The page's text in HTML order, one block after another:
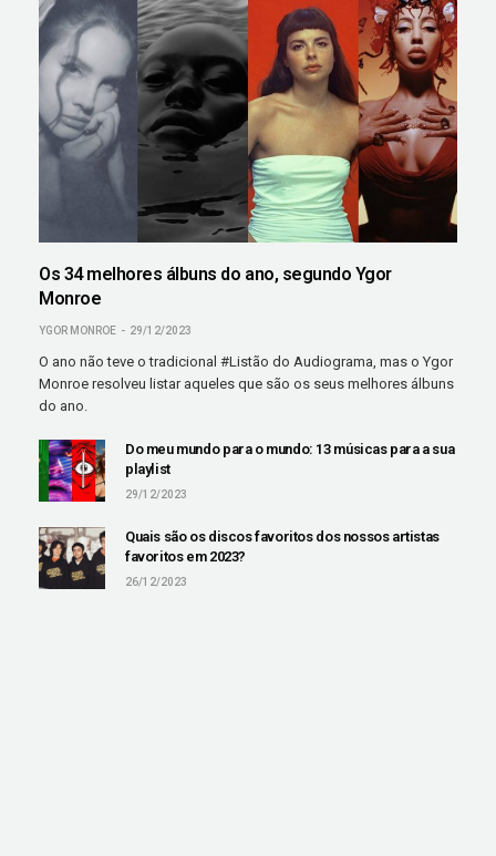
Os 34 melhores álbuns do ano, segundo Ygor
Monroe
YGOR MONROE 29/12/2023
O ano não teve o tradicional #Listão do Audiograma, mas o Ygor
Monroe resolveu listar aqueles que são os seus melhores álbuns
do ano.
Do meu mundo para o mundo: 13 músicas para a sua
playlist
29/12/2023
Quais são os discos favoritos dos nossos artistas
favoritos em 2023?
26/12/2023